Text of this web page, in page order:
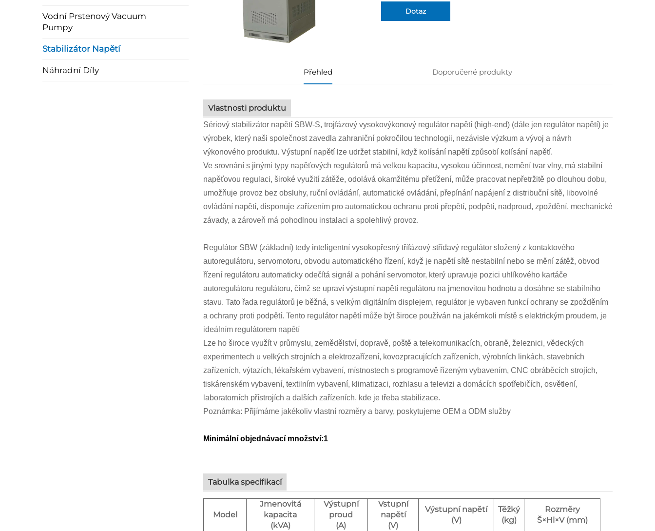
Vodní Prstenový Vacuum
Pumpy
Stabilizátor Napětí
Náhradní Díly
Dotaz
Přehled Doporučené produkty
Vlastnosti produktu
Sériový stabilizátor napětí SBW-S, trojfázový vysokovýkonový regulátor napětí (high-end) (dále jen regulátor napětí) je
výrobek, který naši společnost zavedla zahraniční pokročilou technologii, nezávisle výzkum a vývoj a návrh
výkonového produktu. Výstupní napětí lze udržet stabilní, když kolísání napětí způsobí kolísání napětí.
Ve srovnání s jinými typy napěťových regulátorů má velkou kapacitu, vysokou účinnost, nemění tvar vlny, má stabilní
napěťovou regulaci, široké využití zátěže, odolává okamžitému přetížení, může pracovat nepřetržitě po dlouhou dobu,
umožňuje provoz bez obsluhy, ruční ovládání, automatické ovládání, přepínání napájení z distribuční sítě, libovolné
ovládání napětí, disponuje zařízením pro automatickou ochranu proti přepětí, podpětí, nadproud, zpoždění, mechanické
závady, a zároveň má pohodlnou instalaci a spolehlivý provoz.
Regulátor SBW (základní) tedy inteligentní vysokopřesný třífázový střídavý regulátor složený z kontaktového
autoregulátoru, servomotoru, obvodu automatického řízení, když je napětí sítě nestabilní nebo se mění zátěž, obvod
řízení regulátoru automaticky odečítá signál a pohání servomotor, který upravuje pozici uhlíkového kartáče
autoregulátoru regulátoru, čímž se upraví výstupní napětí regulátoru na jmenovitou hodnotu a dosáhne se stabilního
stavu. Tato řada regulátorů je běžná, s velkým digitálním displejem, regulátor je vybaven funkcí ochrany se zpožděním
a ochrany proti podpětí. Tento regulátor napětí může být široce používán na jakémkoli místě s elektrickým proudem, je
ideálním regulátorem napětí
Lze ho široce využít v průmyslu, zemědělství, dopravě, poště a telekomunikacích, obraně, železnici, vědeckých
experimentech u velkých strojních a elektrozařízení, kovozpracujících zařízeních, výrobních linkách, stavebních
zařízeních, výtazích, lékařském vybavení, místnostech s programově řízeným vybavením, CNC obráběcích strojích,
tiskárenském vybavení, textilním vybavení, klimatizaci, rozhlasu a televizi a domácích spotřebičích, osvětlení,
laboratorních přístrojích a dalších zařízeních, kde je třeba stabilizace.
Poznámka: Přijímáme jakékoliv vlastní rozměry a barvy, poskytujeme OEM a ODM služby
Minimální objednávací množství:1
Tabulka specifikací
Model
Jmenovitá
kapacita
(kVA)
Výstupní
proud
(A)
Vstupní
napětí
(V)
Výstupní napětí
(V)
Těžký
(kg)
Rozměry
Š×Hl×V (mm)